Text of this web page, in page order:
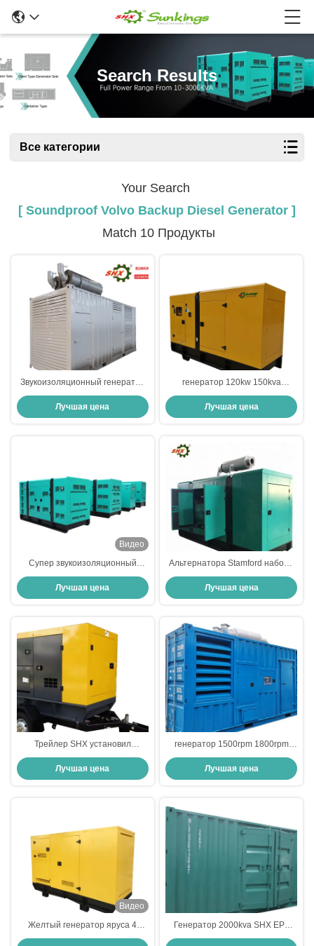
Search Results
Все категории
Your Search
[ Soundproof Volvo Backup Diesel Generator ]
Match 10 Продукты
Звукоизоляционный генератор
Volvo резервный дизельный
Лучшая цена
генератор 120kw 150kva
резервный дизельный
Лучшая цена
Видео
Супер звукоизоляционный
генератор Volvo 150kva 120kw
дизельный для офиса
Лучшая цена
Альтернатора Stamford набора
генератора ABB 300kw Volvo
генератор энергии дизельного
резервный
Лучшая цена
Трейлер SHX установил
дизельный генератор
генератора 300kva
непрерывный молчаливый
Лучшая цена
генератор 1500rpm 1800rpm
большой звукоизоляционный
дизельный для больницы
Лучшая цена
Видео
Желтый генератор яруса 4
набора генератора 220V 250kva
Генератор 2000kva SHX EPA
жилой дизельный резервный